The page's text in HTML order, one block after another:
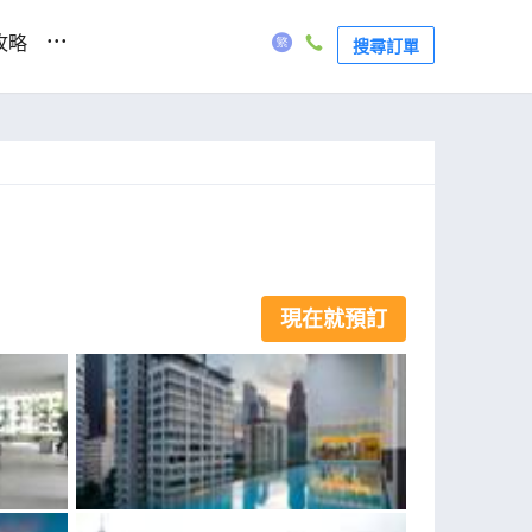
略 ... 搜尋訂單
現在就預訂